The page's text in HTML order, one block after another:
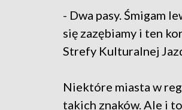
- Dwa pasy. Śmigam
się zazębiamy i ten
Strefy Kulturalnej
Niektóre miasta w
takich znaków. Ale i to